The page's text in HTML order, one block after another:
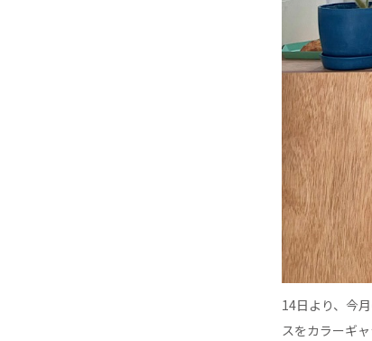
14日より、今
スをカラーギ